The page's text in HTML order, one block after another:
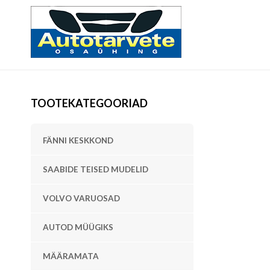
TOOTEKATEGOORIAD
FÄNNI KESKKOND
SAABIDE TEISED MUDELID
VOLVO VARUOSAD
AUTOD MÜÜGIKS
MÄÄRAMATA